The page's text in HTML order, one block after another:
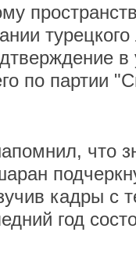
в
по партии
что
кадры с
год